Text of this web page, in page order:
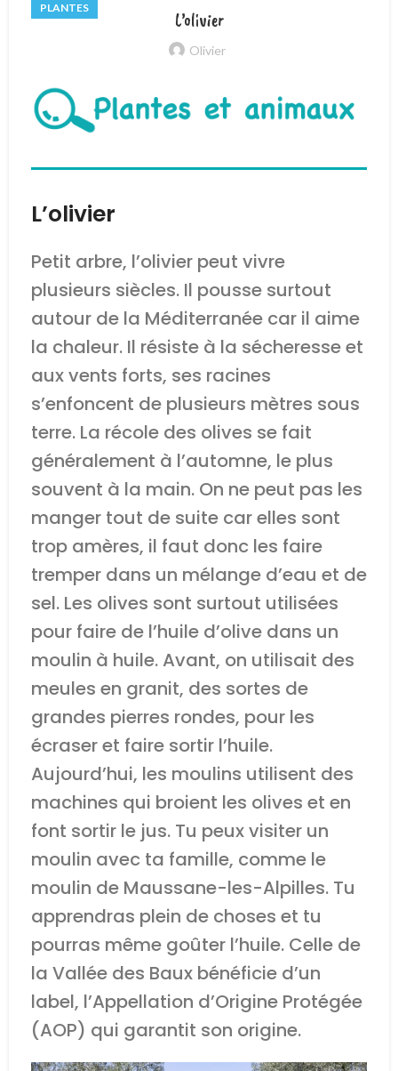
PLANTES
L’olivier
Olivier
L’olivier
Petit arbre, l’olivier peut vivre
plusieurs siècles. Il pousse surtout
autour de la Méditerranée car il aime
la chaleur. Il résiste à la sécheresse et
aux vents forts, ses racines
s’enfoncent de plusieurs mètres sous
terre. La récole des olives se fait
généralement à l’automne, le plus
souvent à la main. On ne peut pas les
manger tout de suite car elles sont
trop amères, il faut donc les faire
tremper dans un mélange d’eau et de
sel. Les olives sont surtout utilisées
pour faire de l’huile d’olive dans un
moulin à huile. Avant, on utilisait des
meules en granit, des sortes de
grandes pierres rondes, pour les
écraser et faire sortir l’huile.
Aujourd’hui, les moulins utilisent des
machines qui broient les olives et en
font sortir le jus. Tu peux visiter un
moulin avec ta famille, comme le
moulin de Maussane-les-Alpilles. Tu
apprendras plein de choses et tu
pourras même goûter l’huile. Celle de
la Vallée des Baux bénéficie d’un
label, l’Appellation d’Origine Protégée
(AOP) qui garantit son origine.